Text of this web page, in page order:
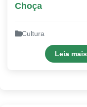
Choça
Cultura
Leia mais